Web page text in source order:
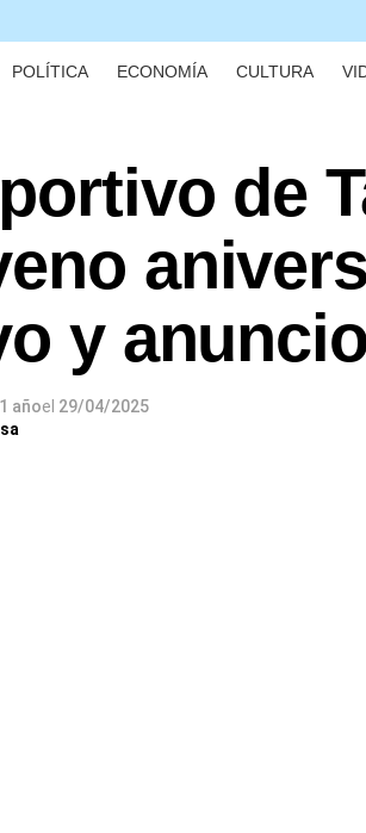
POLÍTICA ECONOMÍA CULTURA
de
y
añoel 29/04/2025